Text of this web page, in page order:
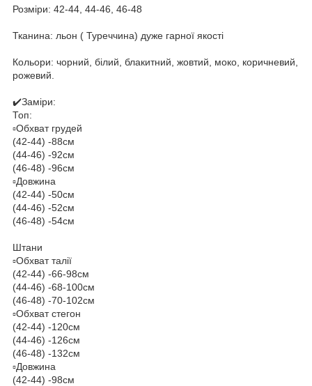
Розміри: 42-44, 44-46, 46-48
Тканина: льон ( Туреччина) дуже гарної якості
Кольори: чорний, білий, блакитний, жовтий, моко, коричневий,
рожевий.
✔️Заміри:
Топ:
▫️Обхват грудей
(42-44) -88см
(44-46) -92см
(46-48) -96см
▫️Довжина
(42-44) -50см
(44-46) -52см
(46-48) -54см
Штани
▫️Обхват талії
(42-44) -66-98см
(44-46) -68-100см
(46-48) -70-102см
▫️Обхват стегон
(42-44) -120см
(44-46) -126см
(46-48) -132см
▫️Довжина
(42-44) -98см